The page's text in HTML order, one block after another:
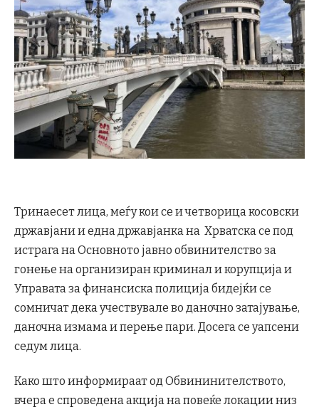
Тринаесет лица, меѓу кои се и четворица косовски
државјани и една државјанка на Хрватска се под
истрага на Основното јавно обвинителство за
гонење на организиран криминал и корупција и
Управата за финансиска полиција бидејќи се
сомничат дека учествувале во даночно затајување,
даночна измама и перење пари. Досега се уапсени
седум лица.
Како што информираат од Обвининителството,
вчера е спроведена акција на повеќе локации низ